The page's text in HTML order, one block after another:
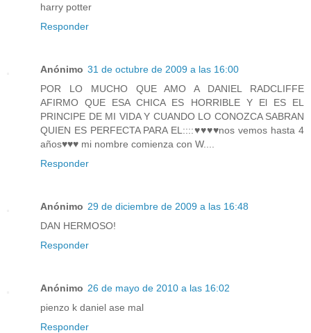
harry potter
Responder
Anónimo 31 de octubre de 2009 a las 16:00
POR LO MUCHO QUE AMO A DANIEL RADCLIFFE
AFIRMO QUE ESA CHICA ES HORRIBLE Y El ES EL
PRINCIPE DE MI VIDA Y CUANDO LO CONOZCA SABRAN
QUIEN ES PERFECTA PARA EL::::♥♥♥♥nos vemos hasta 4
años♥♥♥ mi nombre comienza con W....
Responder
Anónimo 29 de diciembre de 2009 a las 16:48
DAN HERMOSO!
Responder
Anónimo 26 de mayo de 2010 a las 16:02
pienzo k daniel ase mal
Responder